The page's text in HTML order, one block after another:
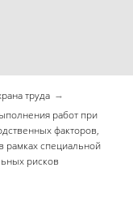
труда →
работ при
факторов,
рамках специальной
рисков